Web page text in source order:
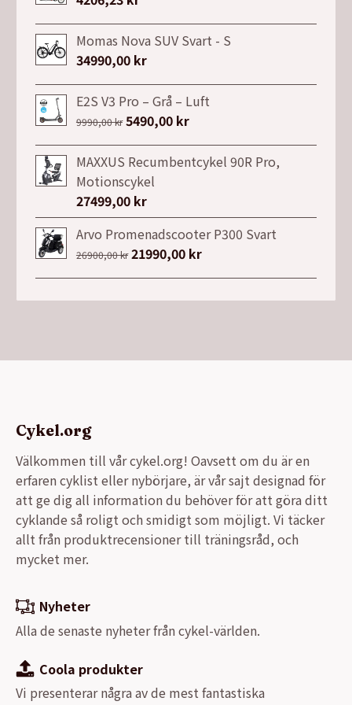
Momas Nova SUV Svart - S
34990,00 kr
E2S V3 Pro – Grå – Luft
9990,00kr Det
ursprungliga
priset
var:
9990,00 kr.
5490,00 krDet
nuvarande
priset
MAXXUS Recumbentcykel 90R Pro,
Motionscykel
27499,00 kr
Arvo Promenadscooter P300 Svart
26900,00kr Det
ursprungliga
21990,00 krDet
nuvarande
Cykel.org
Välkommen till vår cykel.org! Oavsett om du är en
erfaren cyklist eller nybörjare, är vår sajt designad för
att ge dig all information du behöver för att göra ditt
cyklande så roligt och smidigt som möjligt. Vi täcker
allt från produktrecensioner till träningsråd, och
mycket mer.
Nyheter
Alla de senaste nyheter från cykel-världen.
Coola produkter
Vi presenterar några av de mest fantastiska